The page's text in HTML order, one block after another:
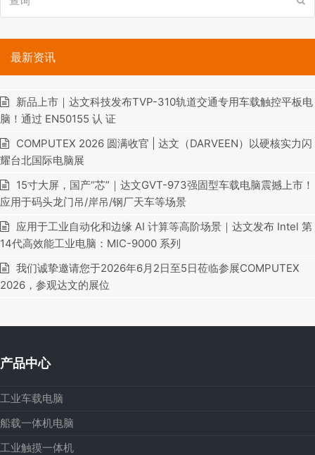
询
最新资讯
新品上市｜达文科技发布TVP-310轨道交通专用车载触控平板电
脑！通过 EN50155 认 证
COMPUTEX 2026 圆满收官 | 达文（DARVEEN）以硬核实力闪
耀台北国际电脑展
15寸大屏，国产“芯”｜达文GVT-973强固型车载电脑震撼上市！
应用于码头龙门吊/岸吊/钢厂天车等场景
应用于工业自动化和边缘 AI 计算等高阶场景｜达文发布 Intel 第
14代高效能工业电脑：MIC-9000 系列
我们诚挚邀请您于2026年6月2日至5日莅临参展COMPUTEX
2026，参观达文的展位
产品中心
工业车载电脑
船载一体机电脑
工业触摸一体机